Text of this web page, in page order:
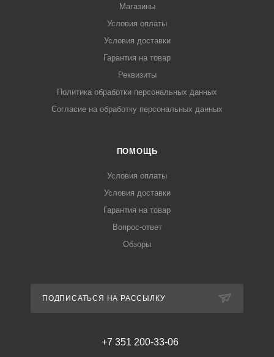
Магазины
Условия оплаты
Условия доставки
Гарантия на товар
Реквизиты
Политика обработки персональных данных
Согласие на обработку персональных данных
ПОМОЩЬ
Условия оплаты
Условия доставки
Гарантия на товар
Вопрос-ответ
Обзоры
ПОДПИСАТЬСЯ НА РАССЫЛКУ
+7 351 200-33-06